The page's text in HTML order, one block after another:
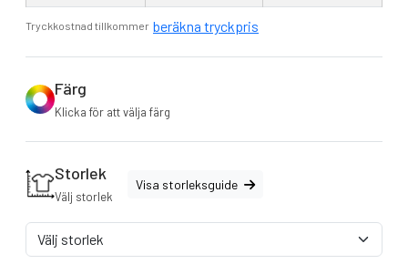
Tryckkostnad tillkommer beräkna tryckpris
Färg
Klicka för att välja färg
Storlek
Välj storlek
Visa storleksguide